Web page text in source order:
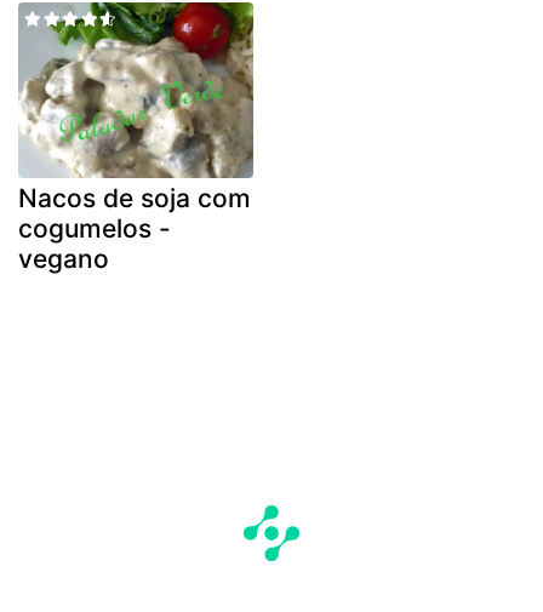
Nacos de soja com
cogumelos -
vegano